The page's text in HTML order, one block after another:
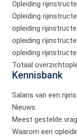
Opleiding
Opleiding
opleiding
opleiding
opleiding
Totaal
Kennisbank
Salaris van een
Nieuws
Meest gestelde
Waarom een